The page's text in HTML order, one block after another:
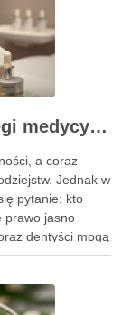
Kto może wykonywać zabiegi medycyny estetycznej? Sprawdź uprawnienia
a coraz
Jednak w
pytanie: kto
prawo jasno
dentyści mogą
co ma na celu